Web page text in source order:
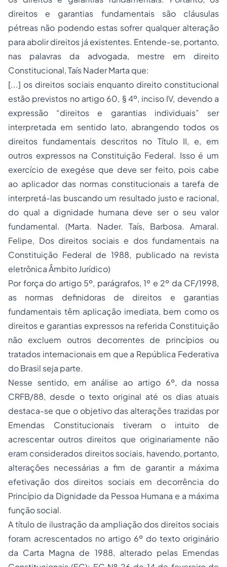
direitos e garantias fundamentais são cláusulas
pétreas não podendo estas sofrer qualquer alteração
para abolir direitos já existentes. Entende-se, portanto,
nas palavras da advogada, mestre em direito
Constitucional, Taís Nader Marta que:
[...] os direitos sociais enquanto direito constitucional
estão previstos no artigo 60, § 4º, inciso IV, devendo a
expressão “direitos e garantias individuais” ser
interpretada em sentido lato, abrangendo todos os
direitos fundamentais descritos no Título II, e, em
outros expressos na Constituição Federal. Isso é um
exercício de exegése que deve ser feito, pois cabe
ao aplicador das normas constitucionais a tarefa de
interpretá-las buscando um resultado justo e racional,
do qual a dignidade humana deve ser o seu valor
fundamental. (Marta. Nader. Taís, Barbosa. Amaral.
Felipe, Dos direitos sociais e dos fundamentais na
Constituição Federal de 1988, publicado na revista
eletrônica Âmbito Jurídico)
Por força do artigo 5º, parágrafos, 1º e 2º da CF/1998,
as normas definidoras de direitos e garantias
fundamentais têm aplicação imediata, bem como os
direitos e garantias expressos na referida Constituição
não excluem outros decorrentes de princípios ou
tratados internacionais em que a República Federativa
do Brasil seja parte.
Nesse sentido, em análise ao artigo 6º, da nossa
CRFB/88, desde o texto original até os dias atuais
destaca-se que o objetivo das alterações trazidas por
Emendas Constitucionais tiveram o intuito de
acrescentar outros direitos que originariamente não
eram considerados direitos sociais, havendo, portanto,
alterações necessárias a fim de garantir a máxima
efetivação dos direitos sociais em decorrência do
Princípio da Dignidade da Pessoa Humana e a máxima
função social.
A título de ilustração da ampliação dos direitos sociais
foram acrescentados no artigo 6º do texto originário
da Carta Magna de 1988, alterado pelas Emendas